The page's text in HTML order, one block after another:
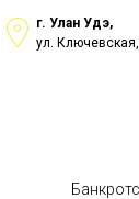
г. Улан Удэ,
ул.